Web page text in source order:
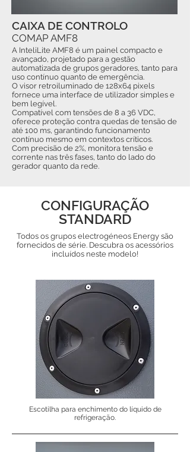
A InteliLite AMF8 é um painel compacto e
avançado, projetado para a gestão
automatizada de grupos geradores, tanto para
uso contínuo quanto de emergência.
O visor retroiluminado de 128x64 pixels
fornece uma interface de utilizador simples e
bem legível.
Compatível com tensões de 8 a 36 VDC,
oferece proteção contra quedas de tensão de
até 100 ms, garantindo funcionamento
contínuo mesmo em contextos críticos.
Com precisão de 2%, monitora tensão e
corrente nas três fases, tanto do lado do
gerador quanto da rede.
CAIXA DE CONTROLO
COMAP AMF8
CONFIGURAÇÃO
STANDARD
Todos os grupos electrogéneos Energy são
fornecidos de série. Descubra os acessórios
incluídos neste modelo!
Escotilha para enchimento do líquido de
refrigeração.